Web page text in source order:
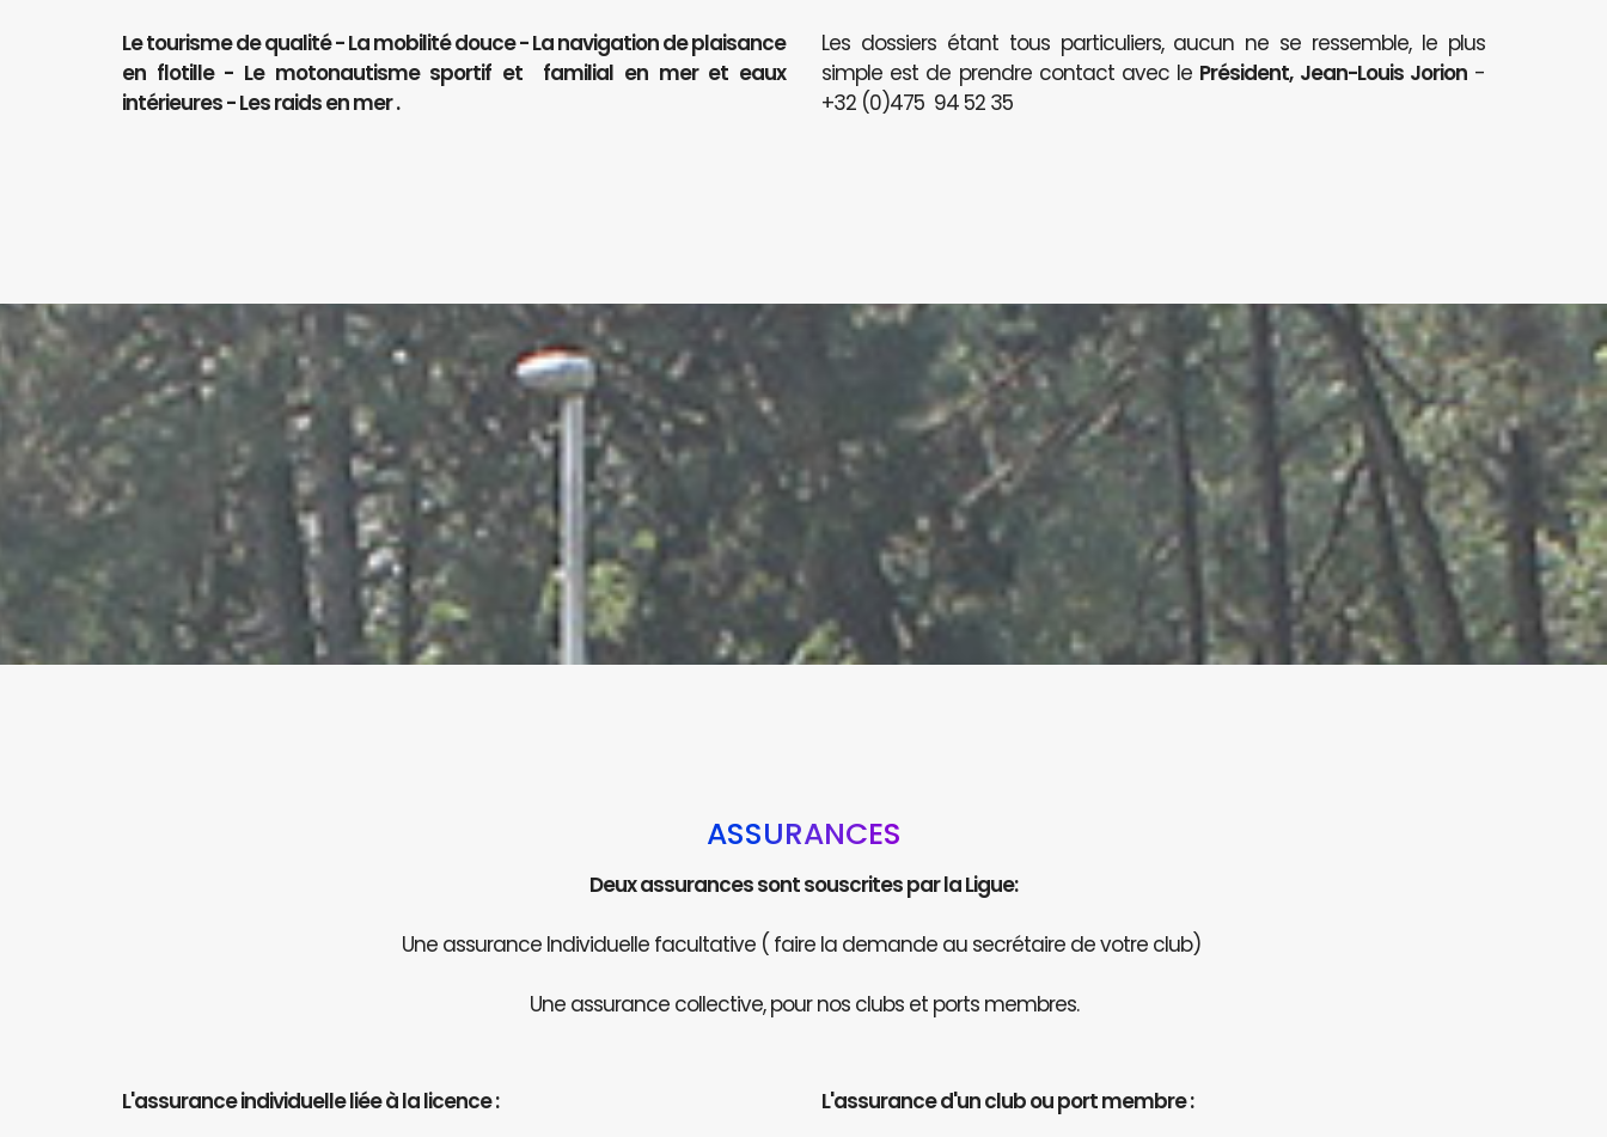
Le tourisme de qualité - La mobilité douce - La navigation de plaisance
en flotille - Le motonautisme sportif et familial en mer et eaux
intérieures - Les raids en mer .
Les dossiers étant tous particuliers, aucun ne se ressemble, le plus
simple est de prendre contact avec le Président, Jean-Louis Jorion-
+32 (0)475 94 52 35
ASSURANCES
Deux assurances sont souscrites par la Ligue:
Une assurance Individuelle facultative ( faire la demande au secrétaire de votre club)
Une assurance collective, pour nos clubs et ports membres.
L'assurance individuelle liée à la licence : L'assurance d'un club ou port membre :